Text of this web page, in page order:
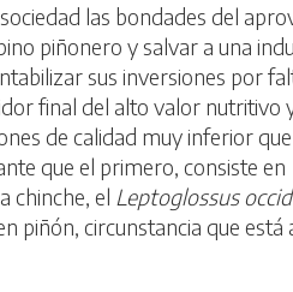
las bondades del
piñonero y salvar a una
sus inversiones por
final del alto valor
de calidad muy inferior
que el primero, consiste
chinche, el Leptoglossus
piñón, circunstancia que